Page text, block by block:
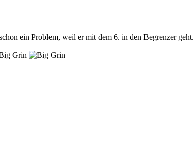
ein Problem, weil er mit dem 6. in den Begrenzer geht.